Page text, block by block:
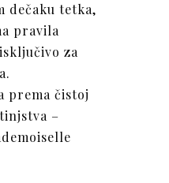
dečaku tetka,
pravila
za
prema čistoj
–